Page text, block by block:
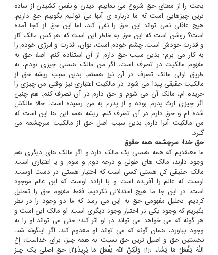
بحث را از معنای حق شروع می نماییم. دیدن و نفس کشیدن از ساده
ترین چیزهایی است که ما درباره ی آنها می توانیم بگوییم حق داریم.
هیچ عاقلی نمی تواند این حق را نفی کند، اما این حق از کجا آمده
است؟ روشن است که این حق به خاطر این است که هر کس مالک کار
و قدرت خودش است. چشم خودم است، توان، قدرت و انرژی خودم را
به کار می برم؛ بدین سبب حق دارم از آن استفاده کنم. اصلاً حق به
مفهوم مالکیت در تصرف است. اگر من مالک هستی چیزی بودم، به
طریق اولی مالک تصرف در آن نیز هستم. بدین سبب ریشه حق از
مالکیت حقیقی پیدا می شود. در مالکیت اعتباری نیز وقتی من چیزی را
خریده ام، مالک آن می شوم و حق دارم در آن تصرف کنم. هم چنین
اگر چیزی ارث پدرم بوده و از پدرم به من رسیده است، حالا مالکش
شده ام و حق دارم در آن تصرف کنم. ریشه همه این ها این است که
من مالکیت آنرا دارم. بدین سبب اصل حق از مالکیت سرچشمه می
گیرد.
حق خدا؛ سرچشمه همه حقوق
ما معتقدیم که همه هستی یک مالک دارد و اگر مالک های دیگری هم
وجود دارند، مالک های طولی و درجه دوم و سوم و یا اعتباری است.
مالک حقیقی کل هستی کسی است که اختیار هستی در دست اوست.
اوست که عالم را آفریده است و با اراده اوست که این عالم موجود
است. در این جا ما هیچ استدلالی نکردیم. فقط مفهوم حق را تحلیل
کردیم. تحلیل مفهومی حق به این می رسد که ما دو وجود را در نظر
بگیریم که وجود یکی در اختیار وجود دیگری است. او مالک این است و
هر گونه که می خواهد می تواند در او اثر کند؛ حتی می تواند او را به
وجود بیاورد، همان گونه که می تواند او معدوم کند. اگر اینگونه شد،
نخستین حق و اصیل ترین حق نسبت به همه چیز، برای خداست؛ إِنَّ
اللَّهَ یَفْعَلُ مَا یَشَاء ؛[۱] وَلَکِنَّ اللّهَ یَفْعَلُ مَا یُرِیدُ.[۲] حق اصلی یک چیز